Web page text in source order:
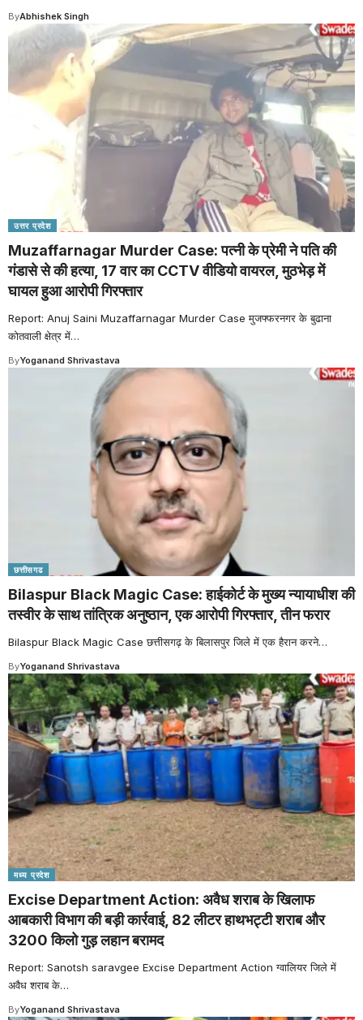
ByAbhishek Singh
उत्तर प्रदेश
Muzaffarnagar Murder Case: पत्नी के प्रेमी ने पति की
गंडासे से की हत्या, 17 वार का CCTV वीडियो वायरल, मुठभेड़ में
घायल हुआ आरोपी गिरफ्तार
Report: Anuj Saini Muzaffarnagar Murder Case मुजफ्फरनगर के बुढाना
कोतवाली क्षेत्र में…
ByYoganand Shrivastava
छत्तीसगढ
Bilaspur Black Magic Case: हाईकोर्ट के मुख्य न्यायाधीश की
तस्वीर के साथ तांत्रिक अनुष्ठान, एक आरोपी गिरफ्तार, तीन फरार
Bilaspur Black Magic Case छत्तीसगढ़ के बिलासपुर जिले में एक हैरान करने…
ByYoganand Shrivastava
मध्य प्रदेश
Excise Department Action: अवैध शराब के खिलाफ
आबकारी विभाग की बड़ी कार्रवाई, 82 लीटर हाथभट्टी शराब और
3200 किलो गुड़ लहान बरामद
Report: Sanotsh saravgee Excise Department Action ग्वालियर जिले में
अवैध शराब के…
ByYoganand Shrivastava